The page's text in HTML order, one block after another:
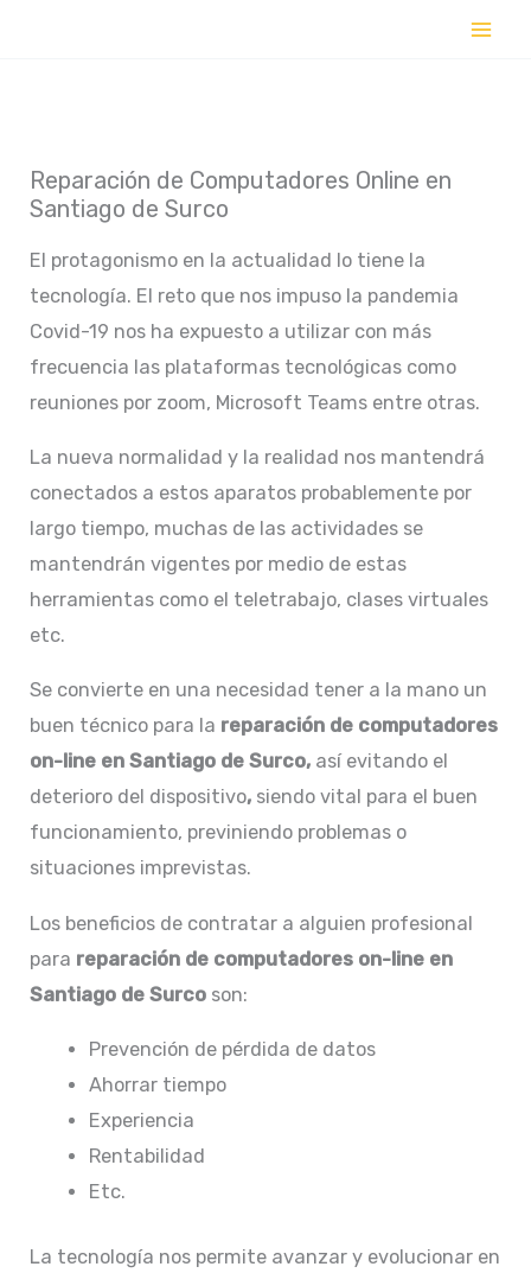
Reparación de Computadores Online en
Santiago de Surco
El protagonismo en la actualidad lo tiene la
tecnología. El reto que nos impuso la pandemia
Covid-19 nos ha expuesto a utilizar con más
frecuencia las plataformas tecnológicas como
reuniones por zoom, Microsoft Teams entre otras.
La nueva normalidad y la realidad nos mantendrá
conectados a estos aparatos probablemente por
largo tiempo, muchas de las actividades se
mantendrán vigentes por medio de estas
herramientas como el teletrabajo, clases virtuales
etc.
Se convierte en una necesidad tener a la mano un
buen técnico para la reparación de computadores
on-line en Santiago de Surco, así evitando el
deterioro del dispositivo, siendo vital para el buen
funcionamiento, previniendo problemas o
situaciones imprevistas.
Los beneficios de contratar a alguien profesional
para reparación de computadores on-line en
Santiago de Surco son:
Prevención de pérdida de datos
Ahorrar tiempo
Experiencia
Rentabilidad
Etc.
La tecnología nos permite avanzar y evolucionar en